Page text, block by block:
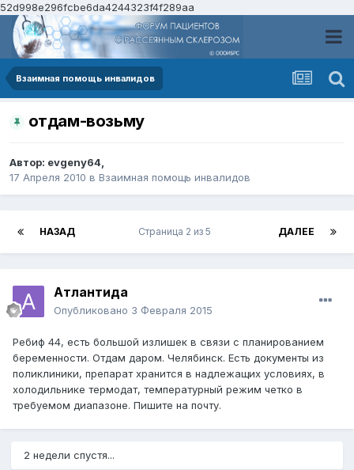
52d998e296fcbe6da4244323f4f289aa
Взаимная помощь инвалидов
отдам-возьму
Автор: evgeny64,
17 Апреля 2010 в Взаимная помощь инвалидов
НАЗАД ДАЛЕЕ
Страница 2 из 5
Атлантида
Опубликовано 3 Февраля 2015
Ребиф 44, есть большой излишек в связи с планированием
беременности. Отдам даром. Челябинск. Есть документы из
поликлиники, препарат хранится в надлежащих условиях, в
холодильнике термодат, температурный режим четко в
требуемом диапазоне. Пишите на почту.
2 недели спустя...